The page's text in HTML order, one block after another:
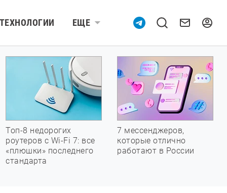
ТЕХНОЛОГИИ ЕЩЕ
Топ-8 недорогих
роутеров с Wi-Fi 7: все
«плюшки» последнего
стандарта
7 мессенджеров,
которые отлично
работают в России